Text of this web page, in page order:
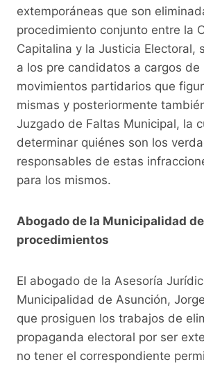
extemporáneas que son
procedimiento conjunto entre la
Capitalina y la Justicia Electoral,
a los pre candidatos a cargos
movimientos partidarios que
mismas y posteriormente
Juzgado de Faltas Municipal, la
determinar quiénes son los
responsables de estas
para los mismos.
Abogado de la Municipalidad
procedimientos
El abogado de la Asesoría
Municipalidad de Asunción,
que prosiguen los trabajos de
propaganda electoral por ser
no tener el correspondiente